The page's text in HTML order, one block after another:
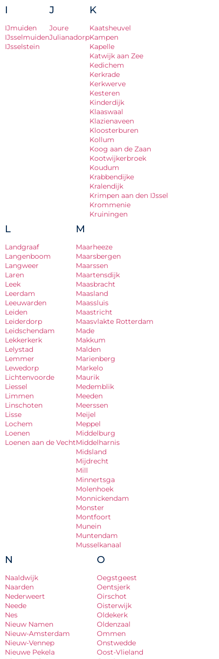
I
IJmuiden
IJsselmuiden
IJsselstein
J
Joure
Julianadorp
K
Kaatsheuvel
Kampen
Kapelle
Katwijk aan Zee
Kedichem
Kerkrade
Kerkwerve
Kesteren
Kinderdijk
Klaaswaal
Klazienaveen
Kloosterburen
Kollum
Koog aan de Zaan
Kootwijkerbroek
Koudum
Krabbendijke
Kralendijk
Krimpen aan den IJssel
Krommenie
Kruiningen
L
Landgraaf
Langenboom
Langweer
Laren
Leek
Leerdam
Leeuwarden
Leiden
Leiderdorp
Leidschendam
Lekkerkerk
Lelystad
Lemmer
Lewedorp
Lichtenvoorde
Liessel
Limmen
Linschoten
Lisse
Lochem
Loenen
Loenen aan de Vecht
M
Maarheeze
Maarsbergen
Maarssen
Maartensdijk
Maasbracht
Maasland
Maassluis
Maastricht
Maasvlakte Rotterdam
Made
Makkum
Malden
Marienberg
Markelo
Maurik
Medemblik
Meeden
Meerssen
Meijel
Meppel
Middelburg
Middelharnis
Midsland
Mijdrecht
Mill
Minnertsga
Molenhoek
Monnickendam
Monster
Montfoort
Munein
Muntendam
Musselkanaal
N
Naaldwijk
Naarden
Nederweert
Neede
Nes
Nieuw Namen
Nieuw-Amsterdam
Nieuw-Vennep
Nieuwe Pekela
O
Oegstgeest
Oentsjerk
Oirschot
Oisterwijk
Oldekerk
Oldenzaal
Ommen
Onstwedde
Oost-Vlieland